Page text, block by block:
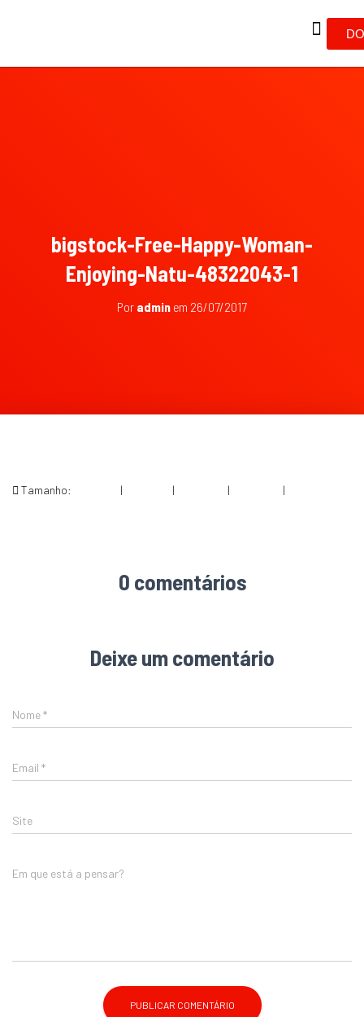
bigstock-Free-Happy-Woman-
Enjoying-Natu-48322043-1
Por admin em 26/07/2017
Tamanho: | | | |
0 comentários
Deixe um comentário
Nome*
Email *
Site
Em que está a pensar?